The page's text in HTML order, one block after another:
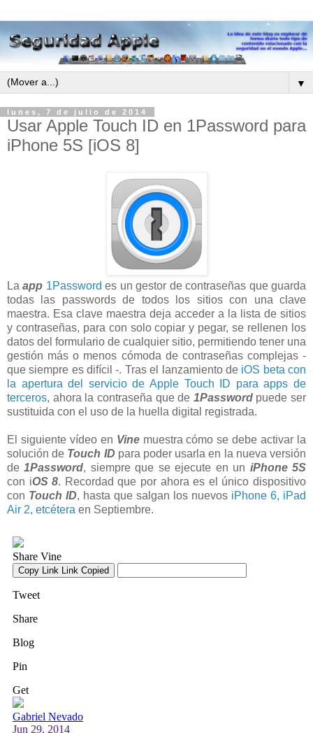
▼
lunes, 7 de julio de 2014
Usar Apple Touch ID en 1Password para
iPhone 5S [iOS 8]
Laapp 1Password es un gestor de contraseñas que guarda
todas las passwords de todos los sitios con una clave
maestra. Esa clave maestra deja acceder a la lista de sitios
y contraseñas, para con solo copiar y pegar, se rellenen los
datos del formulario de cualquier sitio, permitiendo tener una
gestión más o menos cómoda de contraseñas complejas -
que siempre es difícil -. Tras el lanzamiento de iOS beta con
la apertura del servicio de Apple Touch ID para apps de
terceros, ahora la contraseña que de 1Passwordpuede ser
sustituida con el uso de la huella digital registrada.
El siguiente vídeo en Vinemuestra cómo se debe activar la
solución de Touch ID para poder usarla en la nueva versión
de1Password, siempre que se ejecute en un iPhone 5S
con iOS 8. Recordad que por ahora es el único dispositivo
con Touch ID, hasta que salgan los nuevos iPhone 6, iPad
Air 2, etcétera en Septiembre.